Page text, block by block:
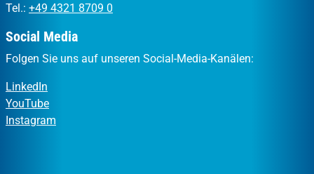
Tel.: +49 4321 8709 0
Social Media
Folgen Sie uns auf unseren Social-Media-Kanälen:
LinkedIn
YouTube
Instagram